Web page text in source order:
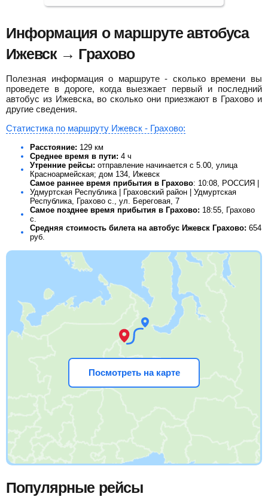
Информация о маршруте автобуса
Ижевск → Грахово
Полезная информация о маршруте - сколько времени вы
проведете в дороге, когда выезжает первый и последний
автобус из Ижевска, во сколько они приезжают в Грахово и
другие сведения.
Статистика по маршруту Ижевск - Грахово:
Расстояние: 129 км
Среднее время в пути: 4 ч
Утренние рейсы: отправление начинается с 5.00, улица
Красноармейская; дом 134, Ижевск
Самое раннее время прибытия в Грахово: 10:08, РОССИЯ |
Удмуртская Республика | Граховский район | Удмуртская
Республика, Грахово с., ул. Береговая, 7
Самое позднее время прибытия в Грахово: 18:55, Грахово
с.
Средняя стоимость билета на автобус Ижевск Грахово: 654
руб.
Посмотреть на карте
Популярные рейсы